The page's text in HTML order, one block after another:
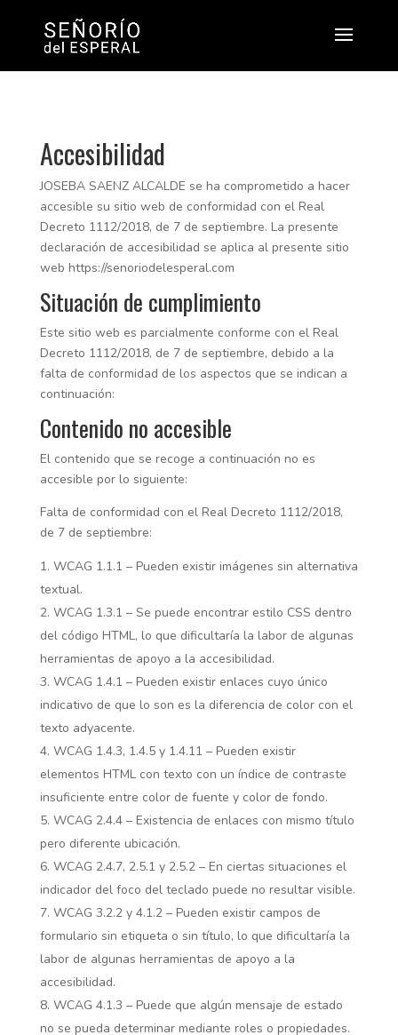
Accesibilidad
JOSEBA SAENZ ALCALDE se ha comprometido a hacer
accesible su sitio web de conformidad con el Real
Decreto 1112/2018, de 7 de septiembre. La presente
declaración de accesibilidad se aplica al presente sitio
web https://senoriodelesperal.com
Situación de cumplimiento
Este sitio web es parcialmente conforme con el Real
Decreto 1112/2018, de 7 de septiembre, debido a la
falta de conformidad de los aspectos que se indican a
continuación:
Contenido no accesible
El contenido que se recoge a continuación no es
accesible por lo siguiente:
Falta de conformidad con el Real Decreto 1112/2018,
de 7 de septiembre:
WCAG 1.1.1 – Pueden existir imágenes sin alternativa
textual.
WCAG 1.3.1 – Se puede encontrar estilo CSS dentro
del código HTML, lo que dificultaría la labor de algunas
herramientas de apoyo a la accesibilidad.
WCAG 1.4.1 – Pueden existir enlaces cuyo único
indicativo de que lo son es la diferencia de color con el
texto adyacente.
WCAG 1.4.3, 1.4.5 y 1.4.11 – Pueden existir
elementos HTML con texto con un índice de contraste
insuficiente entre color de fuente y color de fondo.
WCAG 2.4.4 – Existencia de enlaces con mismo título
pero diferente ubicación.
WCAG 2.4.7, 2.5.1 y 2.5.2 – En ciertas situaciones el
indicador del foco del teclado puede no resultar visible.
WCAG 3.2.2 y 4.1.2 – Pueden existir campos de
formulario sin etiqueta o sin título, lo que dificultaría la
labor de algunas herramientas de apoyo a la
accesibilidad.
WCAG 4.1.3 – Puede que algún mensaje de estado
no se pueda determinar mediante roles o propiedades.